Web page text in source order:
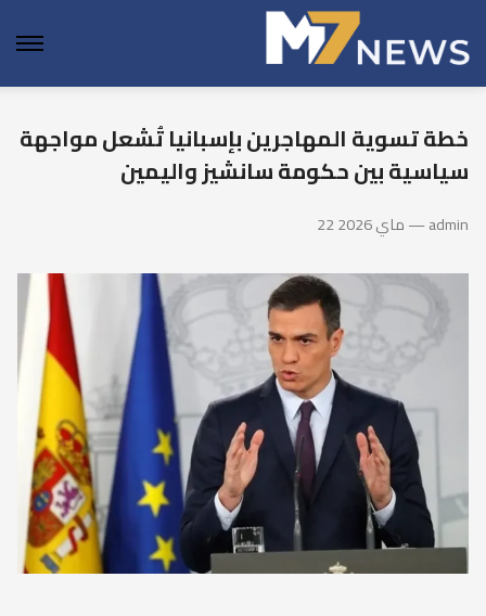
خطة تسوية المهاجرين بإسبانيا تُشعل مواجهة
سياسية بين حكومة سانشيز واليمين
22 ماي 2026 — admin